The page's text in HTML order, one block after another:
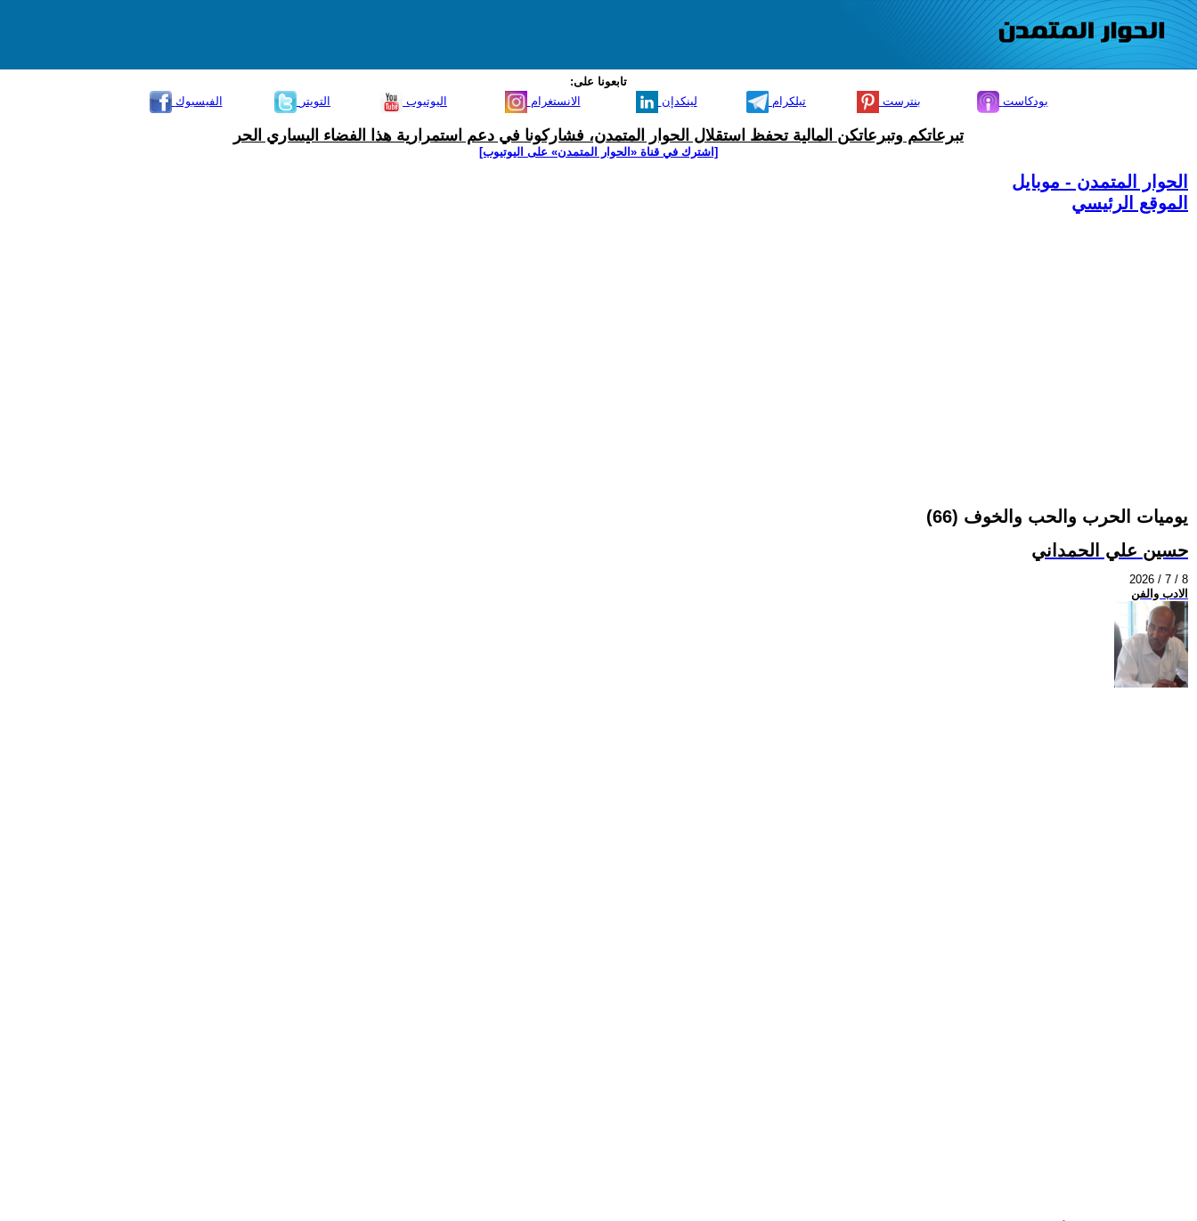
تابعونا على:
الفيسبوك
التويتر اليوتيوب الانستغرام لينكدإن تيلكرام بنترست بودكاست
تبرعاتكم وتبرعاتكن المالية تحفظ استقلال الحوار المتمدن، فشاركونا في دعم استمرارية هذا الفضاء اليساري الحر
[اشترك في قناة ‫«الحوار المتمدن» على اليوتيوب]
الحوار المتمدن - موبايل
الموقع الرئيسي
يوميات الحرب والحب والخوف (66)
حسين علي الحمداني
2026 / 7 / 8
الادب والفن